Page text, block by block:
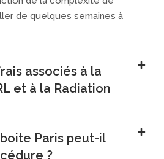
de quelques semaines à
associés à la
et à la Radiation
Paris peut-il
?